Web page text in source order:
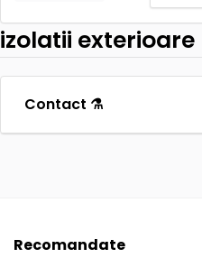
izolatii exterioare
Contact ⚗
Recomandate